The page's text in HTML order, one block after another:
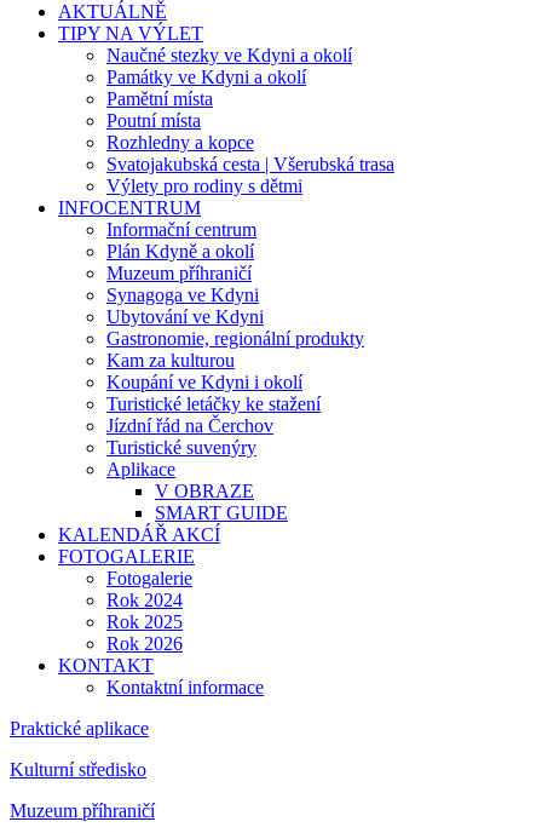
AKTUÁLNĚ
TIPY NA VÝLET
Naučné stezky ve Kdyni a okolí
Památky ve Kdyni a okolí
Pamětní místa
Poutní místa
Rozhledny a kopce
Svatojakubská cesta | Všerubská trasa
Výlety pro rodiny s dětmi
INFOCENTRUM
Informační centrum
Plán Kdyně a okolí
Muzeum příhraničí
Synagoga ve Kdyni
Ubytování ve Kdyni
Gastronomie, regionální produkty
Kam za kulturou
Koupání ve Kdyni i okolí
Turistické letáčky ke stažení
Jízdní řád na Čerchov
Turistické suvenýry
Aplikace
V OBRAZE
SMART GUIDE
KALENDÁŘ AKCÍ
FOTOGALERIE
Fotogalerie
Rok 2024
Rok 2025
Rok 2026
KONTAKT
Kontaktní informace
Praktické aplikace
Kulturní středisko
Muzeum příhraničí